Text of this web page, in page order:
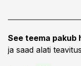
See teema pakub
ja saad alati